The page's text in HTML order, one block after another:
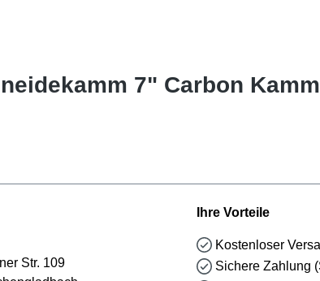
7" Carbon
Str. 109
Ihre Vorteile
Kostenloser
Sichere Zahlung